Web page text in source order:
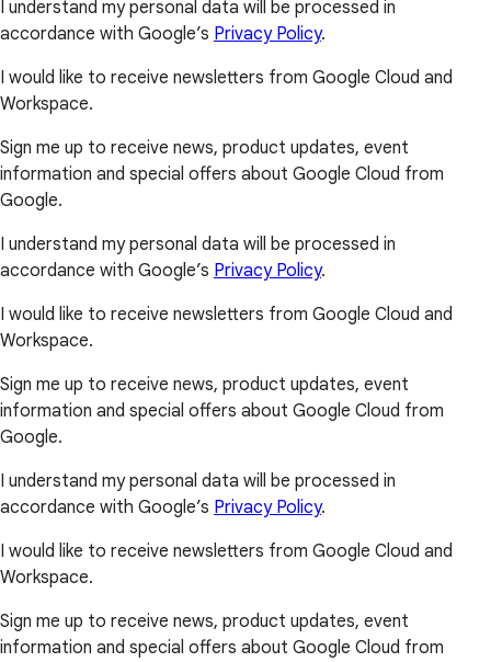
I understand my personal data will be processed in
accordance with Google’s Privacy Policy.
I would like to receive newsletters from Google Cloud and
Workspace.
Sign me up to receive news, product updates, event
information and special offers about Google Cloud from
Google.
I understand my personal data will be processed in
accordance with Google’s Privacy Policy.
I would like to receive newsletters from Google Cloud and
Workspace.
Sign me up to receive news, product updates, event
information and special offers about Google Cloud from
Google.
I understand my personal data will be processed in
accordance with Google’s Privacy Policy.
I would like to receive newsletters from Google Cloud and
Workspace.
Sign me up to receive news, product updates, event
information and special offers about Google Cloud from